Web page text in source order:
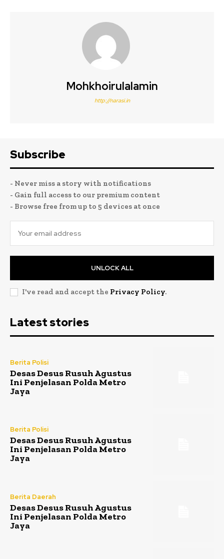
Mohkhoirulalamin
http://narasi.in
Subscribe
- Never miss a story with notifications
- Gain full access to our premium content
- Browse free from up to 5 devices at once
UNLOCK ALL
I've read and accept the Privacy Policy.
Latest stories
Berita Polisi
Desas Desus Rusuh Agustus
Ini Penjelasan Polda Metro
Jaya
Berita Polisi
Desas Desus Rusuh Agustus
Ini Penjelasan Polda Metro
Jaya
Berita Daerah
Desas Desus Rusuh Agustus
Ini Penjelasan Polda Metro
Jaya